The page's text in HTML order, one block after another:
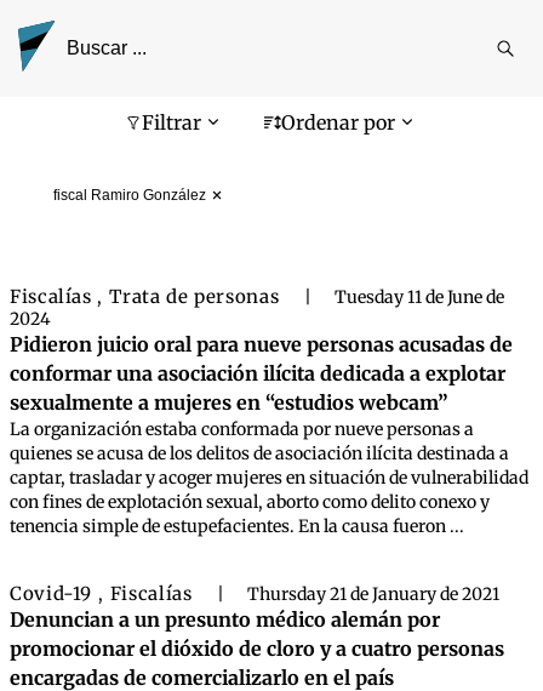
Filtrar Ordenar por
fiscal Ramiro González
Pantalla de búsqueda
Fiscalías , Trata de personas
Tuesday 11 de June de
2024
Pidieron juicio oral para nueve personas acusadas de
conformar una asociación ilícita dedicada a explotar
sexualmente a mujeres en “estudios webcam”
La organización estaba conformada por nueve personas a
quienes se acusa de los delitos de asociación ilícita destinada a
captar, trasladar y acoger mujeres en situación de vulnerabilidad
con fines de explotación sexual, aborto como delito conexo y
tenencia simple de estupefacientes. En la causa fueron ...
Covid-19 , Fiscalías Thursday 21 de January de 2021
Denuncian a un presunto médico alemán por
promocionar el dióxido de cloro y a cuatro personas
encargadas de comercializarlo en el país